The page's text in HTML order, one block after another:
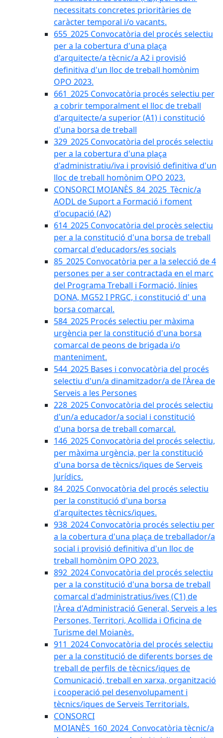
necessitats concretes prioritàries de
caràcter temporal i/o vacants.
655_2025 Convocatòria del procés selectiu
per a la cobertura d'una plaça
d'arquitecte/a tècnic/a A2 i provisió
definitiva d'un lloc de treball homònim
OPO 2023.
661_2025 Convocatòria procés selectiu per
a cobrir temporalment el lloc de treball
d'arquitecte/a superior (A1) i constitució
d'una borsa de treball
329_2025 Convocatòria del procés selectiu
per a la cobertura d'una plaça
d'administratiu/iva i provisió definitiva d'un
lloc de treball homònim OPO 2023.
CONSORCI MOIANÈS_84_2025_Tècnic/a
AODL de Suport a Formació i foment
d'ocupació (A2)
614_2025 Convocatòria del procès selectiu
per a la constitució d'una borsa de treball
comarcal d'educadors/es socials
85_2025 Convocatòria per a la selecció de 4
persones per a ser contractada en el marc
del Programa Treball i Formació, línies
DONA, MG52 I PRGC, i constitució d' una
borsa comarcal.
584_2025 Procés selectiu per màxima
urgència per la constitució d'una borsa
comarcal de peons de brigada i/o
manteniment.
544_2025 Bases i convocatòria del procés
selectiu d'un/a dinamitzador/a de l'Àrea de
Serveis a les Persones
228_2025 Convocatòria del procés selectiu
d'un/a educador/a social i constitució
d'una borsa de treball comarcal.
146_2025 Convocatòria del procés selectiu,
per màxima urgència, per la constitució
d'una borsa de tècnics/iques de Serveis
Jurídics.
84_2025 Convocatòria del procés selectiu
per la constitució d'una borsa
d'arquitectes tècnics/iques.
938_2024 Convocatòria procés selectiu per
a la cobertura d'una plaça de treballador/a
social i provisió definitiva d'un lloc de
treball homònim OPO 2023.
892_2024 Convocatòria del procés selectiu
per a la constitució d'una borsa de treball
comarcal d'administratius/ives (C1) de
l'Àrea d'Administració General, Serveis a les
Persones, Territori, Acollida i Oficina de
Turisme del Moianès.
911_2024 Convocatòria del procés selectiu
per a la constitució de diferents borses de
treball de perfils de tècnics/iques de
Comunicació, treball en xarxa, organització
i cooperació pel desenvolupament i
tècnics/iques de Serveis Territorials.
CONSORCI
MOIANÈS_160_2024_Convocatòria tècnic/a